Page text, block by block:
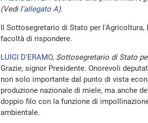
(Vedi l'allegato A).
Il Sottosegretario di Stato per
facoltà di rispondere.
LUIGI D'ERAMO, Sottosegretario di Stato
Grazie, signor Presidente. Onorevoli
non solo importante dal punto di vista
produzione nazionale di miele, ma anche
doppio filo con la funzione di
ambientale.